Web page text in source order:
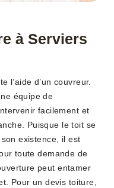
à Serviers
l’aide d’un couvreur.
équipe de
facilement et
Puisque le toit se
existence, il est
toute demande de
peut entamer
Pour un devis toiture,